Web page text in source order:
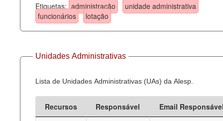
Etiquetas: administração
unidade administrativa
funcionários
lotação
Unidades Administrativas
Lista de Unidades Administrativas (UAs) da Alesp.
Recursos Responsável
Email